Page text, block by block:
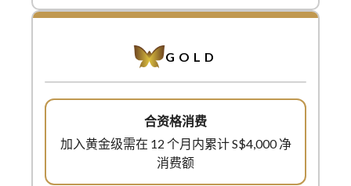
GOLD
加入黄金级需在 12 个月内累计 S$4,000 净
消费额